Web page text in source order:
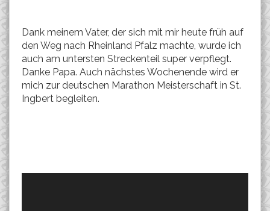
Dank meinem Vater, der sich mit mir heute früh auf
den Weg nach Rheinland Pfalz machte, wurde ich
auch am untersten Streckenteil super verpflegt.
Danke Papa. Auch nächstes Wochenende wird er
mich zur deutschen Marathon Meisterschaft in St.
Ingbert begleiten.